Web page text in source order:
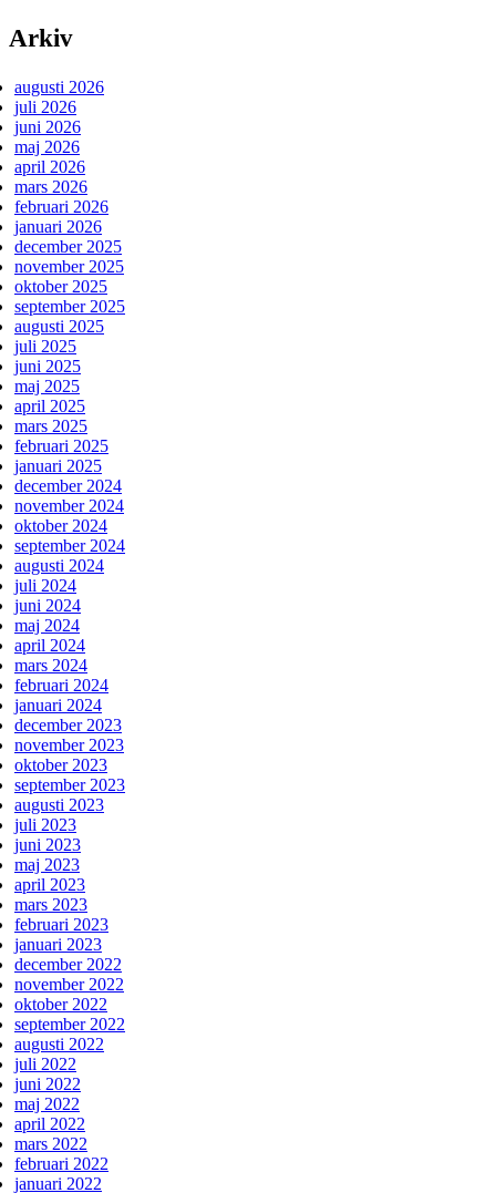
Arkiv
augusti 2026
juli 2026
juni 2026
maj 2026
april 2026
mars 2026
februari 2026
januari 2026
december 2025
november 2025
oktober 2025
september 2025
augusti 2025
juli 2025
juni 2025
maj 2025
april 2025
mars 2025
februari 2025
januari 2025
december 2024
november 2024
oktober 2024
september 2024
augusti 2024
juli 2024
juni 2024
maj 2024
april 2024
mars 2024
februari 2024
januari 2024
december 2023
november 2023
oktober 2023
september 2023
augusti 2023
juli 2023
juni 2023
maj 2023
april 2023
mars 2023
februari 2023
januari 2023
december 2022
november 2022
oktober 2022
september 2022
augusti 2022
juli 2022
juni 2022
maj 2022
april 2022
mars 2022
februari 2022
januari 2022